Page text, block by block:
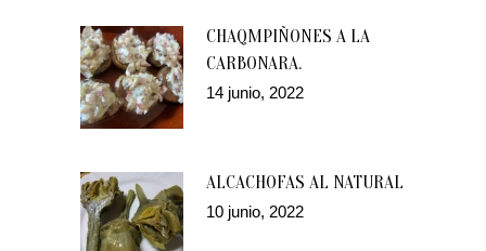
CHAQMPIÑONES A LA
CARBONARA.
14 junio, 2022
ALCACHOFAS AL NATURAL
10 junio, 2022